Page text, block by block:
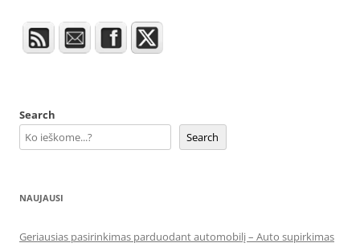
Search
Search
NAUJAUSI
Geriausias pasirinkimas parduodant automobilį – Auto supirkimas